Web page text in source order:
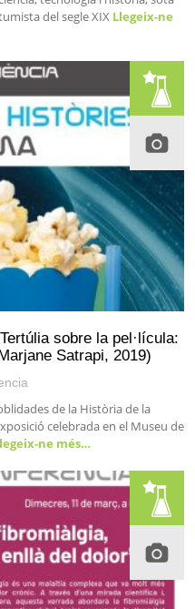
del segle XIX Llegeix-ne
sobre la pel·lícula:
Satrapi, 2019)
de la Història de la
celebrada en el Museu de
ne més…